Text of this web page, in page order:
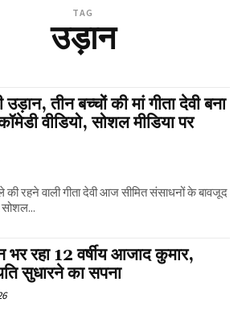
TAG
उड़ान
तीन बच्चों की मां गीता देवी बना
वीडियो, सोशल मीडिया पर
रहने वाली गीता देवी आज सीमित संसाधनों के बावजूद
भर रहा 12 वर्षीय आजाद कुमार,
सुधारने का सपना